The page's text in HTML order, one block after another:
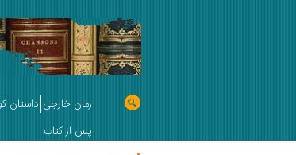
رمان خارجی داستان
پس از کتاب